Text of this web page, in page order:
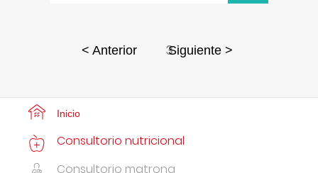
< Anterior 3Siguiente >
Inicio
Consultorio nutricional
Consultorio matrona